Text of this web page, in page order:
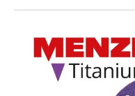
Salta la galleria di